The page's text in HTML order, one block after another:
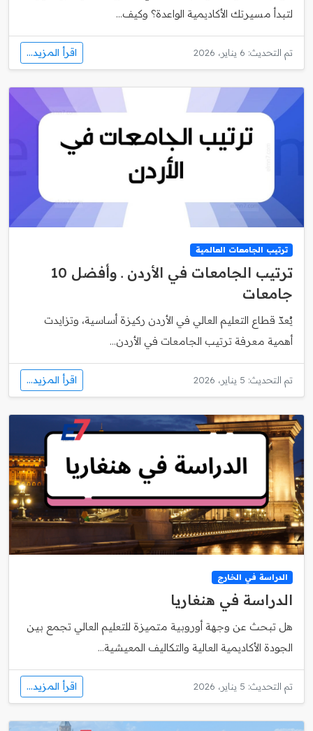
لتبدأ مسيرتك الأكاديمية الواعدة؟ وكيف...
تم التحديث: 6 يناير، 2026 اقرأ المزيد...
ترتيب الجامعات العالمية
ترتيب الجامعات في الأردن ـ وأفضل 10
جامعات
يُعدّ قطاع التعليم العالي في الأردن ركيزة أساسية، وتزايدت
أهمية معرفة ترتيب الجامعات في الأردن...
تم التحديث: 5 يناير، 2026 اقرأ المزيد...
الدراسة في الخارج
الدراسة في هنغاريا
هل تبحث عن وجهة أوروبية متميزة للتعليم العالي تجمع بين
الجودة الأكاديمية العالية والتكاليف المعيشية...
تم التحديث: 5 يناير، 2026 اقرأ المزيد...